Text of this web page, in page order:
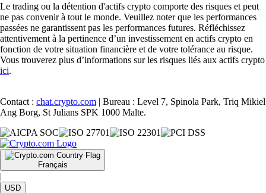
Le trading ou la détention d'actifs crypto comporte des risques et peut
ne pas convenir à tout le monde. Veuillez noter que les performances
passées ne garantissent pas les performances futures. Réfléchissez
attentivement à la pertinence d’un investissement en actifs crypto en
fonction de votre situation financière et de votre tolérance au risque.
Vous trouverez plus d’informations sur les risques liés aux actifs crypto
ici.
Contact : chat.crypto.com | Bureau : Level 7, Spinola Park, Triq Mikiel
Ang Borg, St Julians SPK 1000 Malte.
Français
|
USD